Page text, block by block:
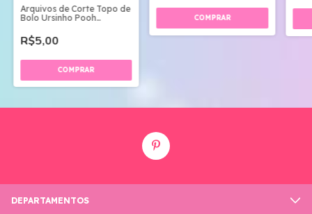
Arquivos de Corte Topo de
Bolo Ursinho Pooh
R$5,00
DEPARTAMENTOS